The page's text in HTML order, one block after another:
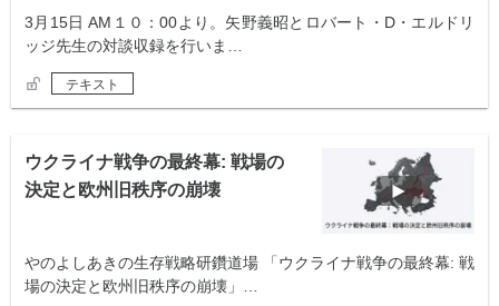
3月15日 AM１０：00より。矢野義昭とロバート・D・エルドリ
ッジ先生の対談収録を行いま…
テキスト
ウクライナ戦争の最終幕: 戦場の
決定と欧州旧秩序の崩壊
やのよしあきの生存戦略研鑽道場 「ウクライナ戦争の最終幕: 戦
場の決定と欧州旧秩序の崩壊」…